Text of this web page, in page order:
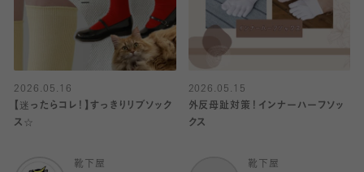
2026.05.16
【迷ったらコレ！】すっきりリブソック
ス☆
靴下屋
2026.05.15
外反母趾対策！インナーハーフソッ
クス
靴下屋